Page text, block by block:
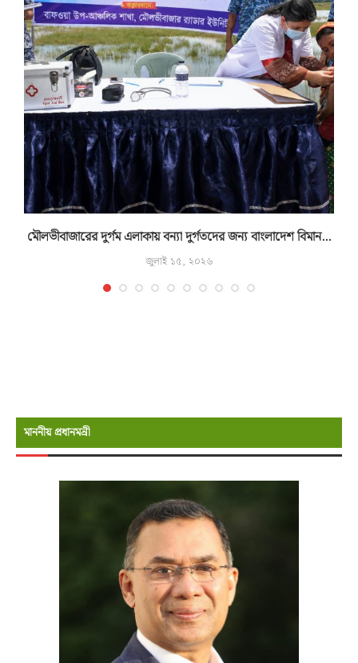
মৌলভীবাজারের দুর্গম এলাকায় বন্যা দুর্গতদের জন্য বাংলাদেশ বিমান...
জুলাই ১৫, ২০২৬
মাননীয় প্রধানমন্রী